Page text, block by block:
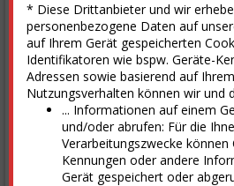
* Diese Drittanbieter und wir
personenbezogene Daten auf
auf Ihrem Gerät gespeicherten
Identifikatoren wie bspw. Geräte-
Adressen sowie basierend auf
Nutzungsverhalten können wir und
... Informationen auf einem
und/oder abrufen: Für die
Verarbeitungszwecke können
Kennungen oder andere
Gerät gespeichert oder
Gassco-Pipeline: Gasfluss nach